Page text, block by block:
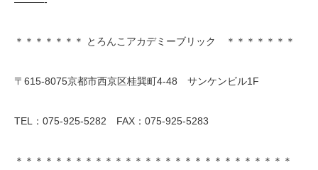
＊＊＊＊＊＊＊ とろんこアカデミーブリック ＊＊＊＊＊＊＊
〒615-8075京都市西京区桂巽町4-48 サンケンビル1F
TEL：075-925-5282 FAX：075-925-5283
＊＊＊＊＊＊＊＊＊＊＊＊＊＊＊＊＊＊＊＊＊＊＊＊＊＊＊＊